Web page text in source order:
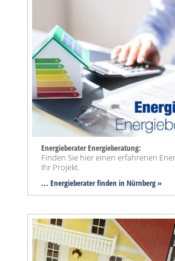
Energieberater Energieberatung:
Finden Sie hier einen erfahrenen
Ihr Projekt.
... Energieberater finden in Nürnberg »